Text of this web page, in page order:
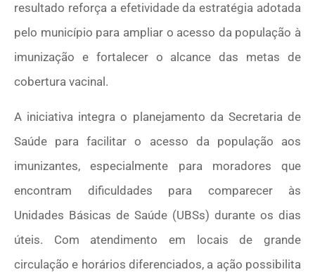
resultado reforça a efetividade da estratégia adotada
pelo município para ampliar o acesso da população à
imunização e fortalecer o alcance das metas de
cobertura vacinal.
A iniciativa integra o planejamento da Secretaria de
Saúde para facilitar o acesso da população aos
imunizantes, especialmente para moradores que
encontram dificuldades para comparecer às
Unidades Básicas de Saúde (UBSs) durante os dias
úteis. Com atendimento em locais de grande
circulação e horários diferenciados, a ação possibilita